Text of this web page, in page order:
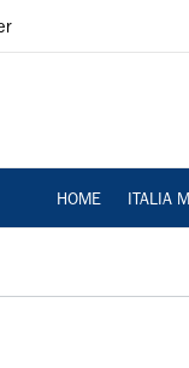
HOME ITALIA